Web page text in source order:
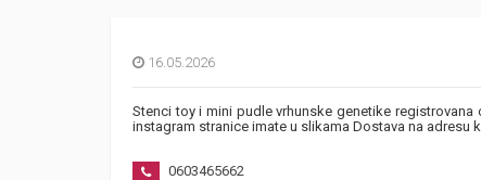
16.05.2026
Stenci toy i mini pudle vrhunske genetike
instagram stranice imate u slikama Dostava na adresu
0603465662